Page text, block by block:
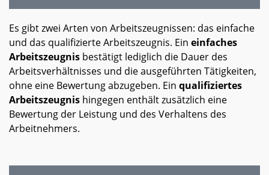
Es gibt zwei Arten von Arbeitszeugnissen: das einfache
und das qualifizierte Arbeitszeugnis. Ein einfaches
Arbeitszeugnis bestätigt lediglich die Dauer des
Arbeitsverhältnisses und die ausgeführten Tätigkeiten,
ohne eine Bewertung abzugeben. Ein qualifiziertes
Arbeitszeugnis hingegen enthält zusätzlich eine
Bewertung der Leistung und des Verhaltens des
Arbeitnehmers.